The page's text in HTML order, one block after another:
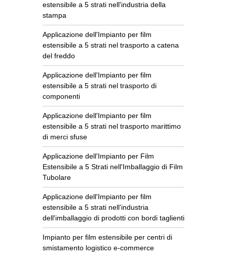
estensibile a 5 strati nell'industria della
stampa
Applicazione dell'Impianto per film
estensibile a 5 strati nel trasporto a catena
del freddo
Applicazione dell'Impianto per film
estensibile a 5 strati nel trasporto di
componenti
Applicazione dell'Impianto per film
estensibile a 5 strati nel trasporto marittimo
di merci sfuse
Applicazione dell'Impianto per Film
Estensibile a 5 Strati nell'Imballaggio di Film
Tubolare
Applicazione dell'Impianto per film
estensibile a 5 strati nell'industria
dell'imballaggio di prodotti con bordi taglienti
Impianto per film estensibile per centri di
smistamento logistico e-commerce